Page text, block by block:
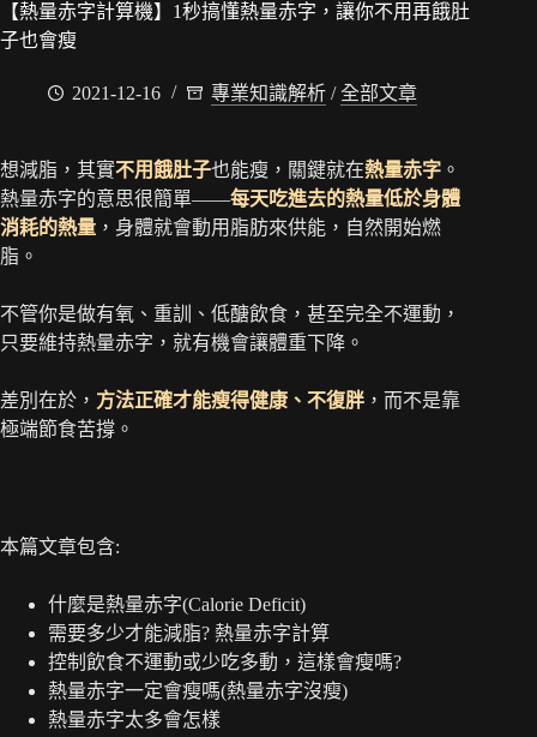
【熱量赤字計算機】1秒搞懂熱量赤字，讓你不用再餓肚
子也會瘦
2021-12-16 專業知識解析 /全部文章
想減脂，其實不用餓肚子也能瘦，關鍵就在熱量赤字 。
熱量赤字的意思很簡單——每天吃進去的熱量低於身體
消耗的熱量 ，身體就會動用脂肪來供能，自然開始燃
脂。
不管你是做有氧、重訓、低醣飲食，甚至完全不運動，
只要維持熱量赤字，就有機會讓體重下降。
差別在於， 方法正確才能瘦得健康、不復胖 ，而不是靠
極端節食苦撐。
本篇文章包含:
什麼是熱量赤字(Calorie Deficit)
需要多少才能減脂? 熱量赤字計算
控制飲食不運動或少吃多動，這樣會瘦嗎?
熱量赤字一定會瘦嗎(熱量赤字沒瘦)
熱量赤字太多會怎樣